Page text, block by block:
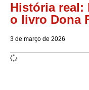
História real:
o livro Dona
3 de março de 2026